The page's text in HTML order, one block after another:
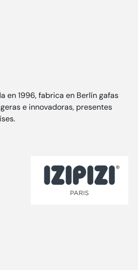
en 1996, fabrica en Berlín gafas
e innovadoras, presentes